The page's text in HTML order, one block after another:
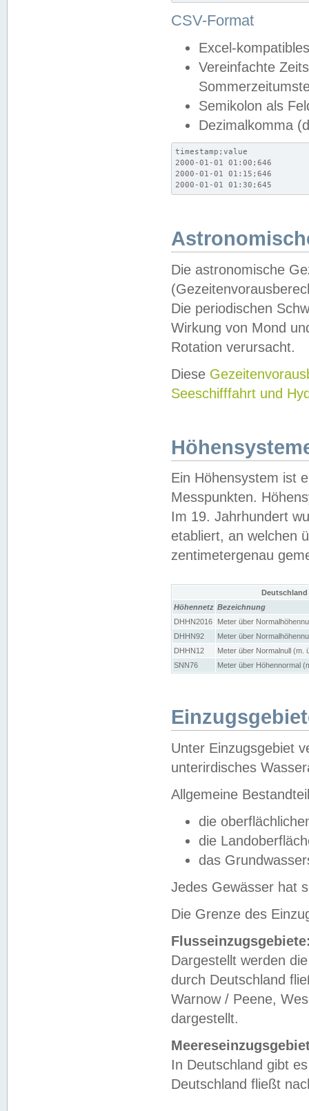
CSV-Format
Excel-
Vereinfachte
Semikolon als
Dezimalkomma
timestamp;value
2000-01-01 01:00;646
2000-01-01 01:15;646
2000-01-01 01:30;645
Die astronomische
Die periodischen
Wirkung von Mond
Rotation verursacht.
Diese
Seeschifffahrt und
Ein Höhensystem ist
Messpunkten.
Im 19. Jahrhundert
etabliert, an welchen
zentimetergenau
Höhennetz Bezeichnung
DHHN2016
Meter über
DHHN92
Meter über
DHHN12
Meter über Normalnull (m.
SNN76
Meter über Höhennormal
Unter Einzugsgebiet
unterirdisches
Allgemeine
die
die
das
Jedes Gewässer hat
Die Grenze des
Dargestellt werden
durch Deutschland
Warnow / Peene,
dargestellt.
In Deutschland gibt
Deutschland fließt